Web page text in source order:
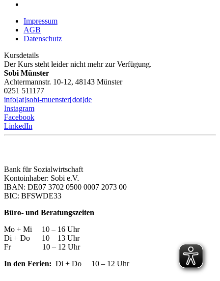
Impressum
AGB
Datenschutz
Kursdetails
Der Kurs steht leider nicht mehr zur Verfügung.
Sobi Münster
Achtermannstr. 10-12, 48143 Münster
0251 511177
info[at]sobi-muenster[dot]de
Instagram
Facebook
LinkedIn
Bank für Sozialwirtschaft
Kontoinhaber: Sobi e.V.
IBAN: DE07 3702 0500 0007 2073 00
BIC: BFSWDE33
Büro- und Beratungszeiten
Mo + Mi 10 – 16 Uhr
Di + Do 10 – 13 Uhr
Fr 10 – 12 Uhr
In den Ferien: Di + Do 10 – 12 Uhr